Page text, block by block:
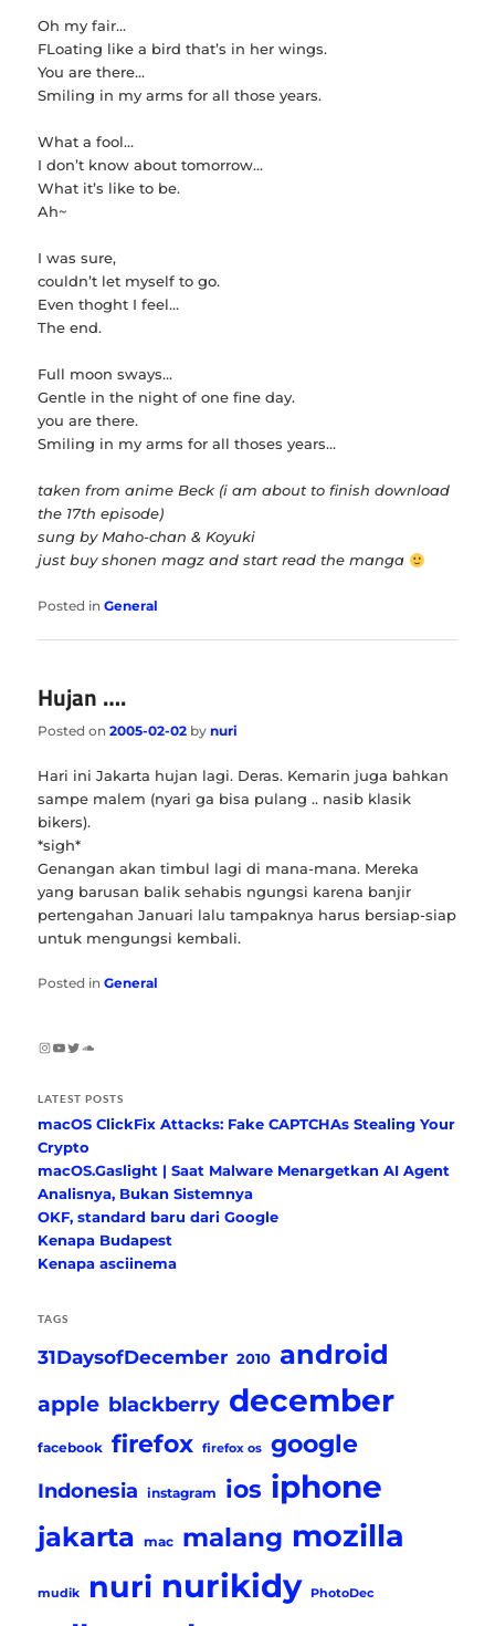
Oh my fair…
FLoating like a bird that’s in her wings.
You are there…
Smiling in my arms for all those years.
What a fool…
I don’t know about tomorrow…
What it’s like to be.
Ah~
I was sure,
couldn’t let myself to go.
Even thoght I feel…
The end.
Full moon sways…
Gentle in the night of one fine day.
you are there.
Smiling in my arms for all thoses years…
taken from anime Beck (i am about to finish download
the 17th episode)
sung by Maho-chan & Koyuki
just buy shonen magz and start read the manga
Posted in General
Hujan ….
Posted on2005-02-02 bynuri
Hari ini Jakarta hujan lagi. Deras. Kemarin juga bahkan
sampe malem (nyari ga bisa pulang .. nasib klasik
bikers).
*sigh*
Genangan akan timbul lagi di mana-mana. Mereka
yang barusan balik sehabis ngungsi karena banjir
pertengahan Januari lalu tampaknya harus bersiap-siap
untuk mengungsi kembali.
Posted in General
Instagram
YouTube
Twitter
SoundCloud
LATEST POSTS
macOS ClickFix Attacks: Fake CAPTCHAs Stealing Your
Crypto
macOS.Gaslight | Saat Malware Menargetkan AI Agent
Analisnya, Bukan Sistemnya
OKF, standard baru dari Google
Kenapa Budapest
Kenapa asciinema
TAGS
31DaysofDecember 2010 android
apple blackberry december
facebook firefox firefox os google
Indonesia instagram ios iphone
jakarta mac malang mozilla
mudik nuri nurikidy PhotoDec